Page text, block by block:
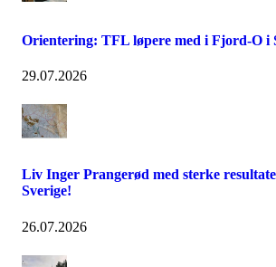
Orientering: TFL løpere med i Fjord-O i
29.07.2026
Liv Inger Prangerød med sterke
Sverige!
26.07.2026